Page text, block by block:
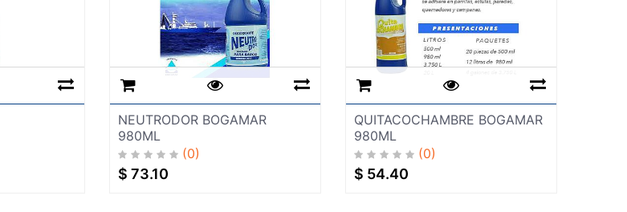
NEUTRODOR BOGAMAR
980ML
(0)
$ 73.10
QUITACOCHAMBRE BOGAMAR
980ML
(0)
$ 54.40